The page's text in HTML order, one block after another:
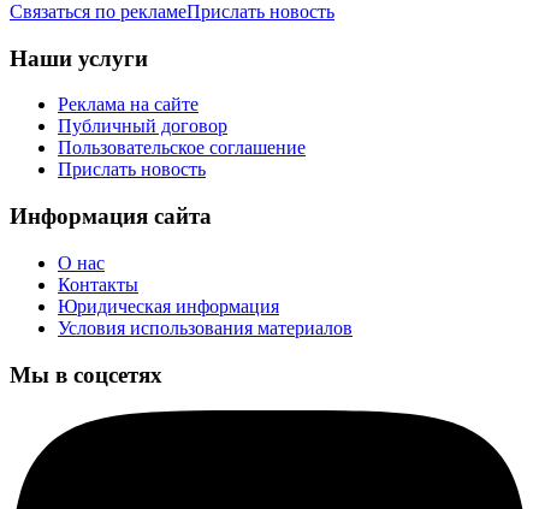
Связаться по рекламеПрислать новость
Наши услуги
Реклама на сайте
Публичный договор
Пользовательское соглашение
Прислать новость
Информация сайта
О нас
Контакты
Юридическая информация
Условия использования материалов
Мы в соцсетях